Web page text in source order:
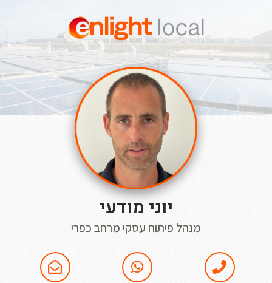
יוני מודעי
מנהל פיתוח עסקי מרחב כפרי